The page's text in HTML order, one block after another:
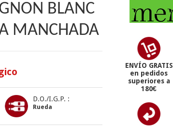
BLANC
MANCHADA
D.O./I.G.P. :
Rueda
ENVÍO GRATIS
en pedidos
superiores a
180€